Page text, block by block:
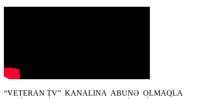
“VETERAN TV” KANALINA ABUNƏ OLMAQLA